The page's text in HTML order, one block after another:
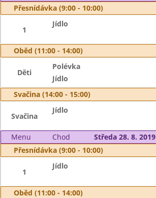
Přesnídávka (9:00 - 10:00)
1
Jídlo
Oběd (11:00 - 14:00)
Děti
Polévka
Jídlo
Svačina (14:00 - 15:00)
Svačina
Jídlo
Menu Chod
Středa 28. 8. 2019
Přesnídávka (9:00 - 10:00)
1
Jídlo
Oběd (11:00 - 14:00)